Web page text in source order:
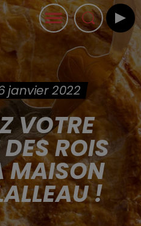
janvier 2022
VOTRE
ROIS
MAISON
!